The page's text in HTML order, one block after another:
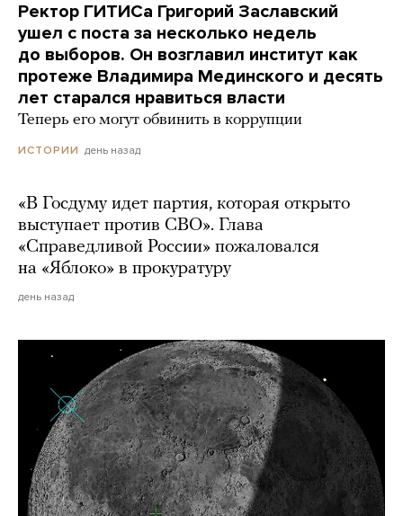
Ректор ГИТИСа Григорий Заславский
ушел с поста за несколько недель
до выборов. Он возглавил институт как
протеже Владимира Мединского и десять
лет старался нравиться власти
Теперь его могут обвинить в коррупции
ИСТОРИИ день назад
«В Госдуму идет партия, которая открыто
выступает против СВО». Глава
«Справедливой России» пожаловался
на «Яблоко» в прокуратуру
день назад